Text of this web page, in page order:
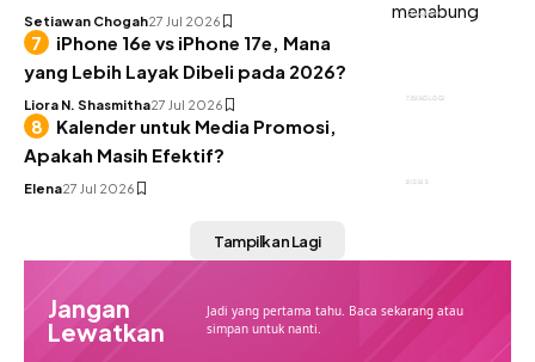
KEUANGAN
Setiawan Chogah27 Jul 2026
TEKNOLOGI
iPhone 16e vs iPhone 17e, Mana
yang Lebih Layak Dibeli pada 2026?
Liora N. Shasmitha27 Jul 2026
BISNIS
Kalender untuk Media Promosi,
Apakah Masih Efektif?
Elena27 Jul 2026
Tampilkan Lagi
Jangan
Lewatkan
Jadi yang pertama tahu. Baca sekarang atau
simpan untuk nanti.